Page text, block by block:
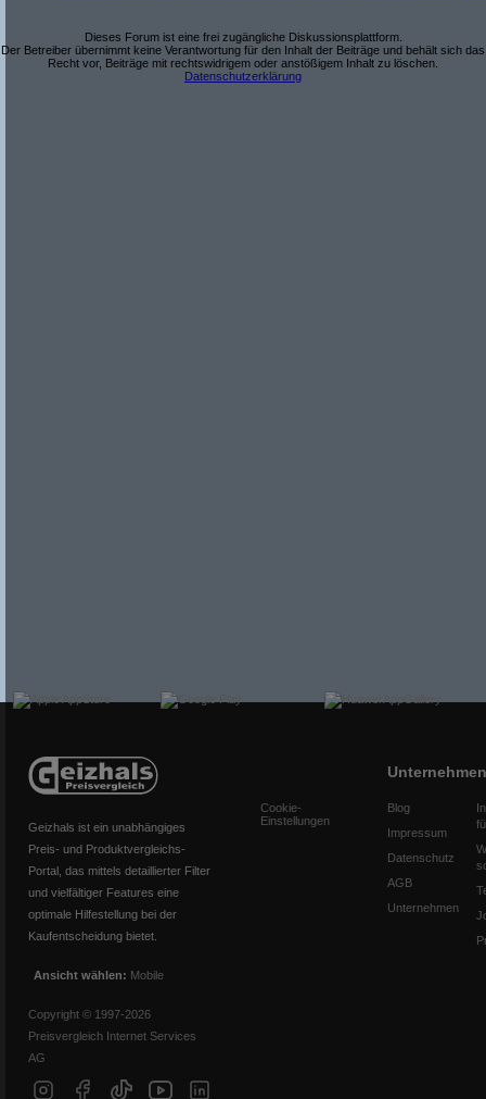
Dieses Forum ist eine frei zugängliche Diskussionsplattform.
Der Betreiber übernimmt keine Verantwortung für den Inhalt der Beiträge und behält sich das
Recht vor, Beiträge mit rechtswidrigem oder anstößigem Inhalt zu löschen.
Datenschutzerklärung
Geizhals ist ein unabhängiges
Preis- und Produktvergleichs-
Portal, das mittels detaillierter Filter
und vielfältiger Features eine
optimale Hilfestellung bei der
Kaufentscheidung bietet.
Ansicht wählen: Mobile
Copyright © 1997-2026
Preisvergleich Internet Services
AG
Cookie-
Einstellungen
Unternehmen
Blog
Impressum
Datenschutz
AGB
Unternehmen